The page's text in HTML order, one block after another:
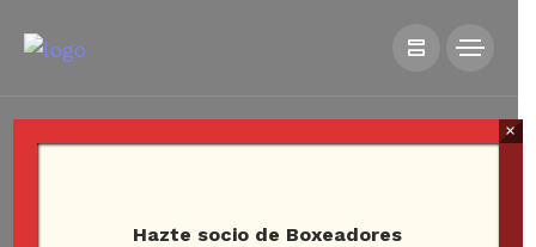
Hazte socio de Boxeadores
×